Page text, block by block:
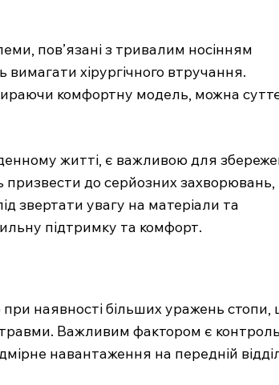
Про нас
Медичні книги
пов’язані з тривалим носінням
хірургічного втручання.
комфортну модель, можна
житті, є важливою для
до серйозних захворювань,
звертати увагу на матеріали та
підтримку та комфорт.
наявності більших уражень стопи,
травми. Важливим фактором є
навантаження на передній